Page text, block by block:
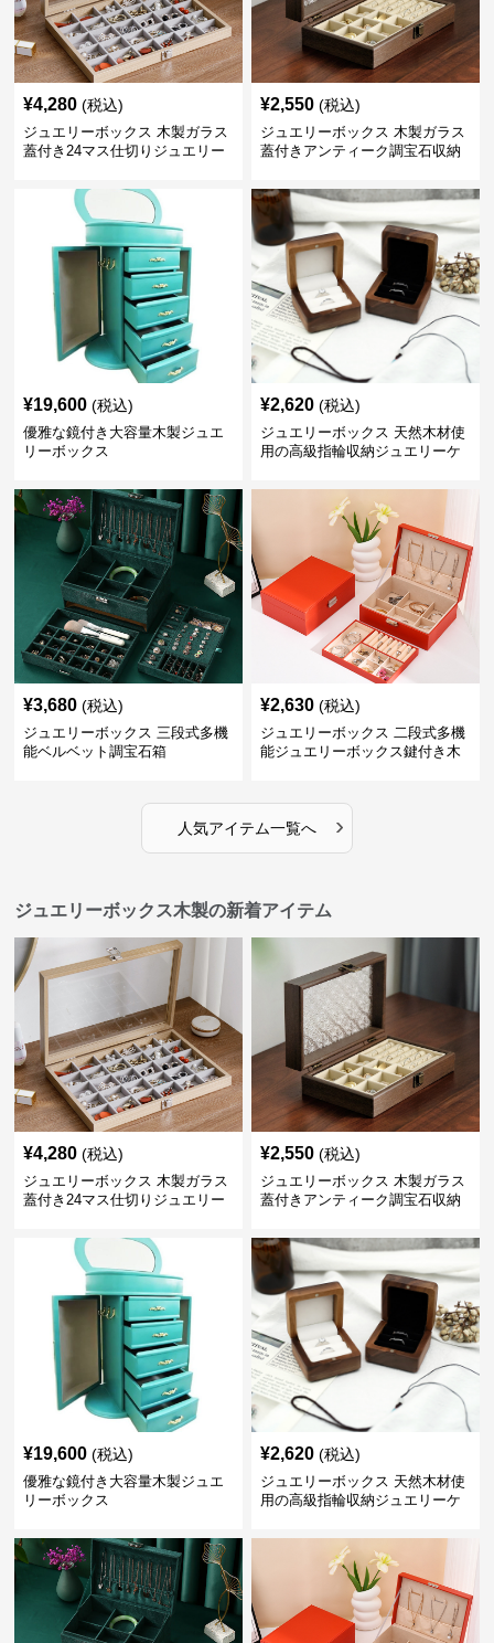
¥4,280 (税込)
ジュエリーボックス 木製ガラス
蓋付き24マス仕切りジュエリー
¥2,550 (税込)
ジュエリーボックス 木製ガラス
蓋付きアンティーク調宝石収納
¥19,600 (税込)
優雅な鏡付き大容量木製ジュエ
リーボックス
¥2,620 (税込)
ジュエリーボックス 天然木材使
用の高級指輪収納ジュエリーケ
¥3,680 (税込)
ジュエリーボックス 三段式多機
能ベルベット調宝石箱
¥2,630 (税込)
ジュエリーボックス 二段式多機
能ジュエリーボックス鍵付き木
人気アイテム一覧へ ›
ジュエリーボックス木製の新着アイテム
¥4,280 (税込)
ジュエリーボックス 木製ガラス
蓋付き24マス仕切りジュエリー
¥2,550 (税込)
ジュエリーボックス 木製ガラス
蓋付きアンティーク調宝石収納
¥19,600 (税込)
優雅な鏡付き大容量木製ジュエ
リーボックス
¥2,620 (税込)
ジュエリーボックス 天然木材使
用の高級指輪収納ジュエリーケ